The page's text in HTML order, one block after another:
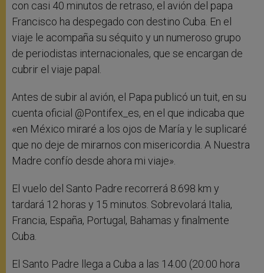
con casi 40 minutos de retraso, el avión del papa
Francisco ha despegado con destino Cuba. En el
viaje le acompaña su séquito y un numeroso grupo
de periodistas internacionales, que se encargan de
cubrir el viaje papal.
Antes de subir al avión, el Papa publicó un tuit, en su
cuenta oficial @Pontifex_es, en el que indicaba que
«en México miraré a los ojos de María y le suplicaré
que no deje de mirarnos con misericordia. A Nuestra
Madre confío desde ahora mi viaje».
El vuelo del Santo Padre recorrerá 8.698 km y
tardará 12 horas y 15 minutos. Sobrevolará Italia,
Francia, España, Portugal, Bahamas y finalmente
Cuba.
El Santo Padre llega a Cuba a las 14.00 (20:00 hora